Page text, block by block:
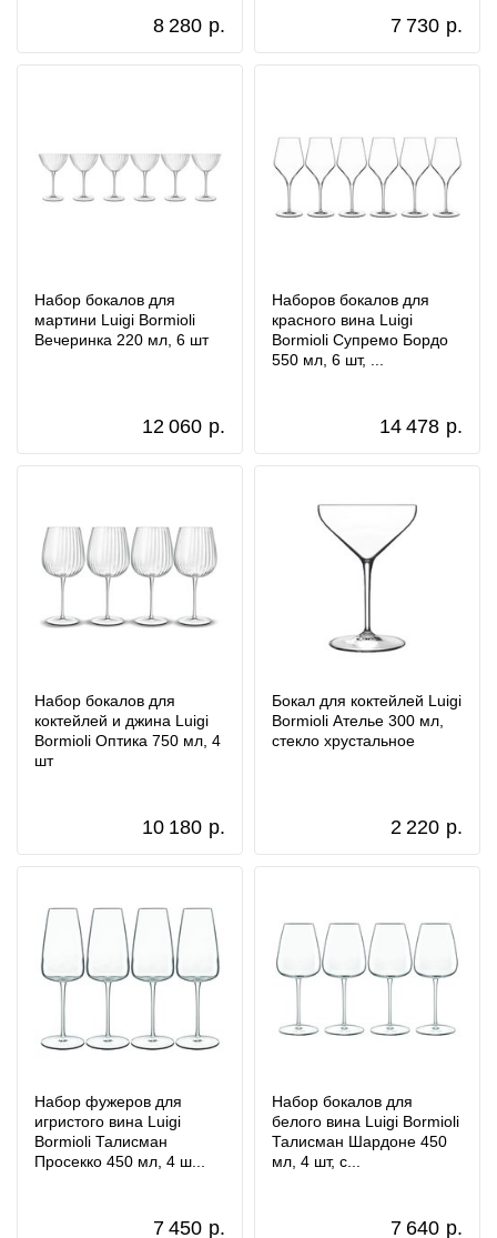
8 280 р. 7 730 р.
Набор бокалов для
мартини Luigi Bormioli
Вечеринка 220 мл, 6 шт
12 060 р.
Наборов бокалов для
красного вина Luigi
Bormioli Супремо Бордо
550 мл, 6 шт, ...
14 478 р.
Набор бокалов для
коктейлей и джина Luigi
Bormioli Оптика 750 мл, 4
шт
10 180 р.
Бокал для коктейлей Luigi
Bormioli Ателье 300 мл,
стекло хрустальное
2 220 р.
Набор фужеров для
игристого вина Luigi
Bormioli Талисман
Просекко 450 мл, 4 ш...
7 450 р.
Набор бокалов для
белого вина Luigi Bormioli
Талисман Шардоне 450
мл, 4 шт, с...
7 640 р.